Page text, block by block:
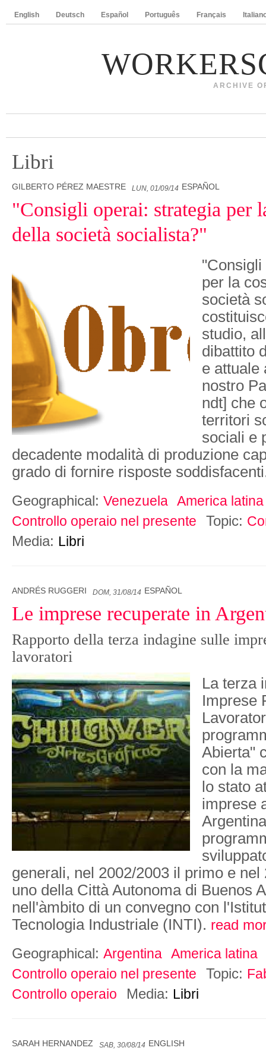
English Deutsch Español Português Français
ARCHIVE
Libri
GILBERTO PÉREZ MAESTRE LUN, 01/09/14 ESPAÑOL
"Consigli operai: strategia per
della società socialista?"
"Consigli
per la
società
studio,
dibattito
e attuale
nostro
ndt] che
territori
sociali e
decadente modalità di produzione
grado di fornire risposte
Geographical: Venezuela America latina
Controllo operaio nel presente
Topic:
Media: Libri
ANDRÉS RUGGERI DOM, 31/08/14 ESPAÑOL
Le imprese recuperate in
Rapporto della terza indagine sulle
lavoratori
La terza
Imprese
Abierta"
con la
lo stato
imprese
generali, nel 2002/2003 il primo e nel
uno della Città Autonoma di Buenos
nell'àmbito di un convegno con
Tecnologia Industriale (INTI). read
Geographical: Argentina America latina
Controllo operaio nel presente
Topic:
Controllo operaio
Media: Libri
SARAH HERNANDEZ SAB, 30/08/14 ENGLISH